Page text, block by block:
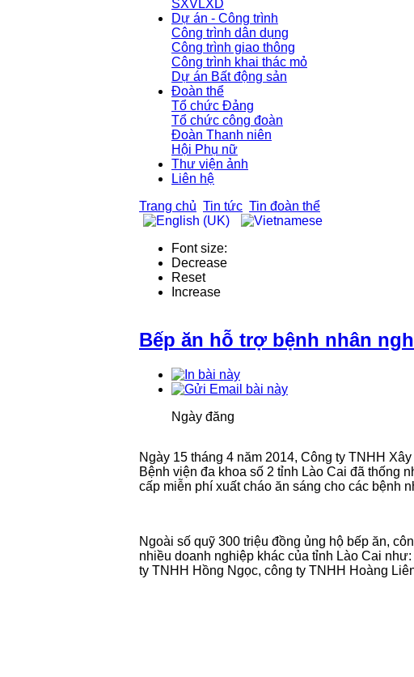
SXVLXD
Dự án - Công trình
Công trình dân dụng
Công trình giao thông
Công trình khai thác mỏ
Dự án Bất động sản
Đoàn thể
Tổ chức Đảng
Tổ chức công đoàn
Đoàn Thanh niên
Hội Phụ nữ
Thư viện ảnh
Liên hệ
Trang chủ Tin tức Tin đoàn thể
Font size:
Decrease
Reset
Increase
Bếp ăn hỗ trợ bệnh nhân
Ngày đăng
Ngày 15 tháng 4 năm 2014, Công ty TNHH
Bệnh viện đa khoa số 2 tỉnh Lào Cai đã thống
cấp miễn phí xuất cháo ăn sáng cho các bệnh
Ngoài số quỹ 300 triệu đồng ủng hộ bếp ăn,
nhiều doanh nghiệp khác của tỉnh Lào Cai
ty TNHH Hồng Ngọc, công ty TNHH Hoàng